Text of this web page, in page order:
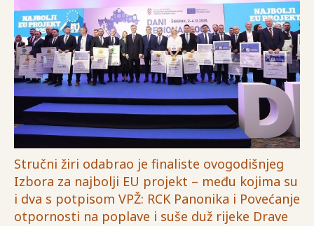
Stručni žiri odabrao je finaliste ovogodišnjeg
Izbora za najbolji EU projekt – među kojima su
i dva s potpisom VPŽ: RCK Panonika i Povećanje
otpornosti na poplave i suše duž rijeke Drave